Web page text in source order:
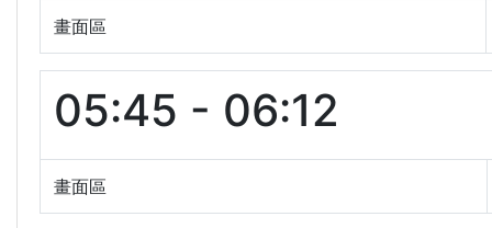
畫面區
05:45 - 06:12
畫面區